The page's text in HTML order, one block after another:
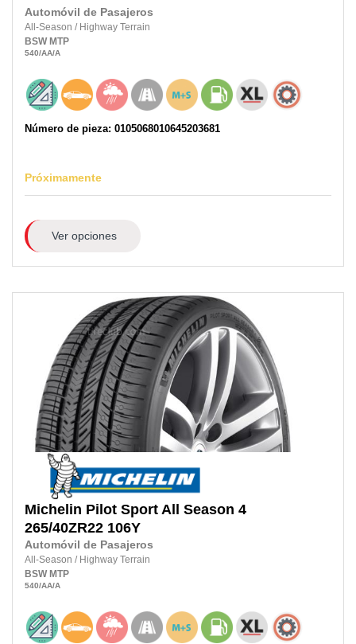
Automóvil de Pasajeros
All-Season / Highway Terrain
BSW MTP
540/AA/A
Número de pieza: 0105068010645203681
Próximamente
Ver opciones
Michelin Pilot Sport All Season 4
265/40ZR22 106Y
Automóvil de Pasajeros
All-Season / Highway Terrain
BSW MTP
540/AA/A